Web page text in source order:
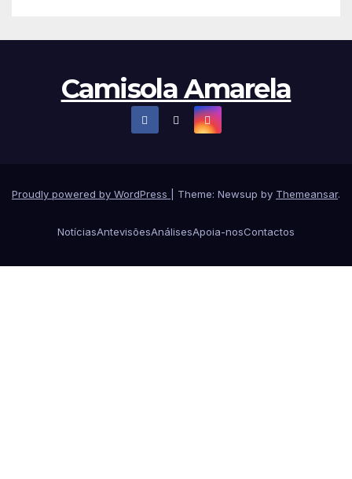
Camisola Amarela
Proudly powered by WordPress Theme: Newsup by Themeansar.
NotíciasAntevisõesAnálisesApoia-nosContactos